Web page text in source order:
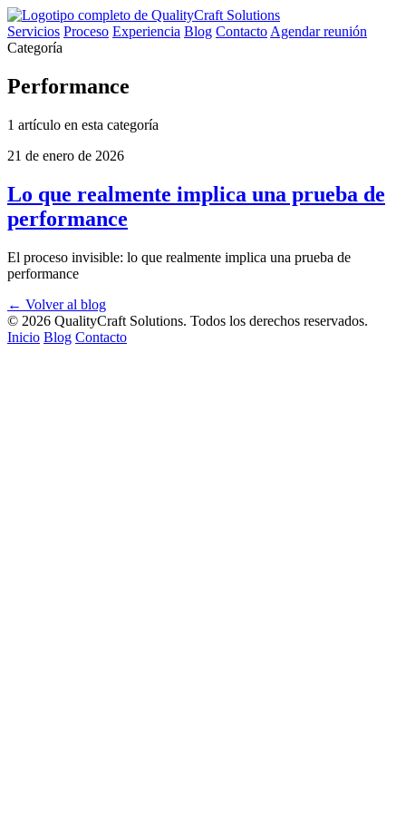
Servicios Proceso Experiencia Blog Contacto Agendar reunión
Categoría
Performance
1 artículo en esta categoría
21 de enero de 2026
Lo que realmente implica una prueba de
performance
El proceso invisible: lo que realmente implica una prueba de
performance
← Volver al blog
© 2026 QualityCraft Solutions. Todos los derechos reservados.
Inicio Blog Contacto